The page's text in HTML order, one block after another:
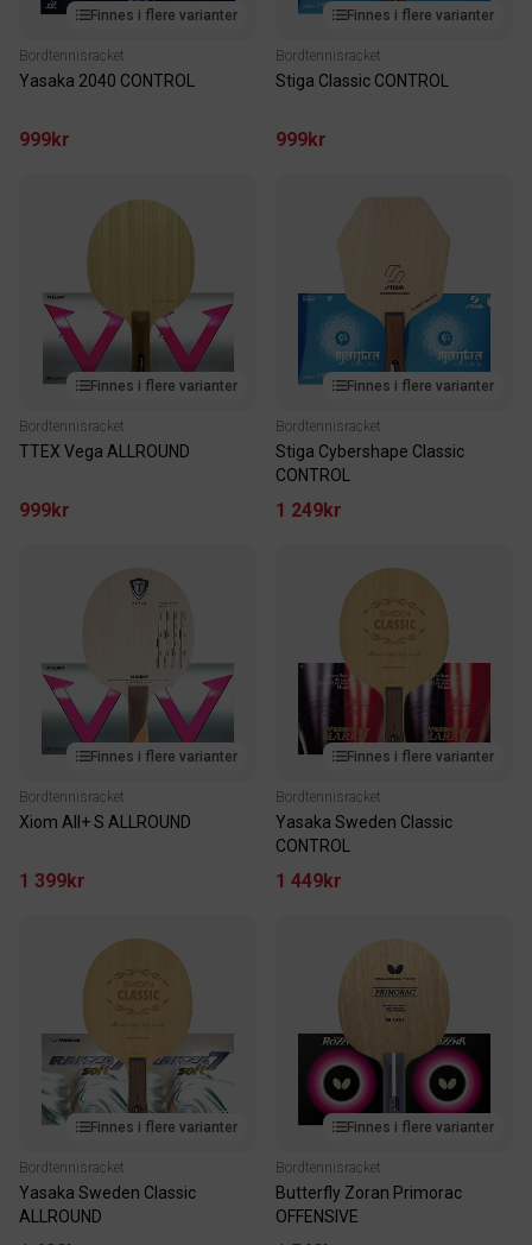
Finnes i flere varianter
Bordtennisracket
Yasaka 2040 CONTROL
999kr
Finnes i flere varianter
Bordtennisracket
Stiga Classic CONTROL
999kr
Finnes i flere varianter
Bordtennisracket
TTEX Vega ALLROUND
999kr
Finnes i flere varianter
Bordtennisracket
Stiga Cybershape Classic
CONTROL
1 249kr
Finnes i flere varianter
Bordtennisracket
Xiom All+ S ALLROUND
1 399kr
Finnes i flere varianter
Bordtennisracket
Yasaka Sweden Classic
CONTROL
1 449kr
Finnes i flere varianter
Bordtennisracket
Yasaka Sweden Classic
ALLROUND
Finnes i flere varianter
Bordtennisracket
Butterfly Zoran Primorac
OFFENSIVE